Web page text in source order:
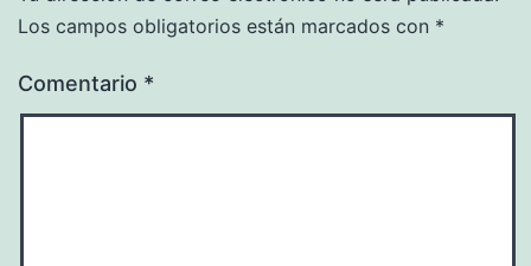
Los campos obligatorios están marcados con *
Comentario *